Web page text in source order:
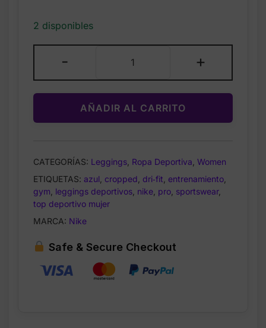
2 disponibles
-
–
Top
Deportivo
Dri‑FIT
Cropped
Media
para
Mujer
Talla
S
cantidad
+
AÑADIR AL CARRITO
CATEGORÍAS: Leggings Ropa Deportiva Women
ETIQUETAS: azul cropped dri‑fit entrenamiento
gym leggings deportivos nike pro sportswear,
top deportivo mujer
MARCA: Nike
Safe & Secure Checkout